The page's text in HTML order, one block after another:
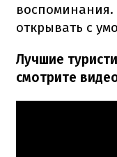
открывать с
Лучшие
смотрите